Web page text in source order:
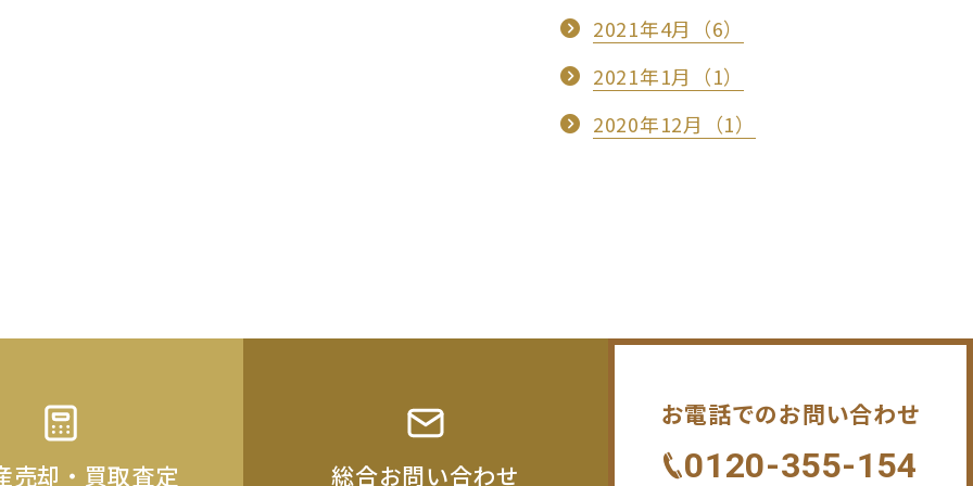
2021年4月（6）
2021年1月（1）
2020年12月（1）
売却・買取査定 総合お問い合わせ
お電話でのお問い合わせ
0120-355-154